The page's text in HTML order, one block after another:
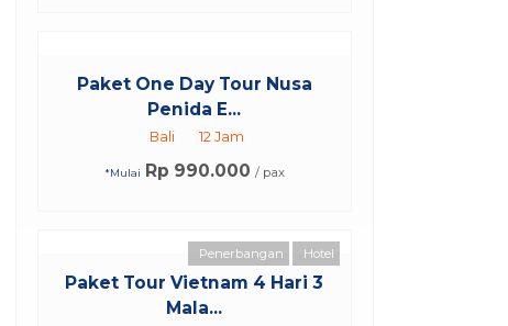
Paket One Day Tour Nusa
Penida E...
Bali 12 Jam
*Mulai Rp 990.000 / pax
Paket Tour Vietnam 4 Hari 3
Mala...
Penerbangan Hotel